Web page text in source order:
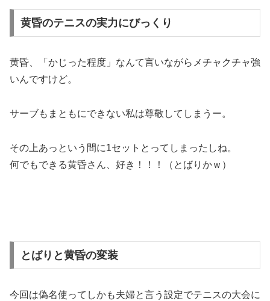
黄昏のテニスの実力にびっくり
黄昏、「かじった程度」なんて言いながらメチャクチャ強
いんですけど。
サーブもまともにできない私は尊敬してしまうー。
その上あっという間に1セットとってしまったしね。
何でもできる黄昏さん、好き！！！
（とばりかｗ）
とばりと黄昏の変装
今回は偽名使ってしかも夫婦と言う設定でテニスの大会に